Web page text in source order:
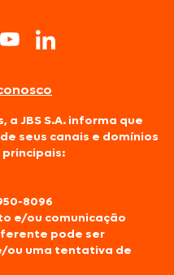
JBS S.A. informa que
seus canais e domínios
8096
e/ou comunicação
pode ser
ou uma tentativa de